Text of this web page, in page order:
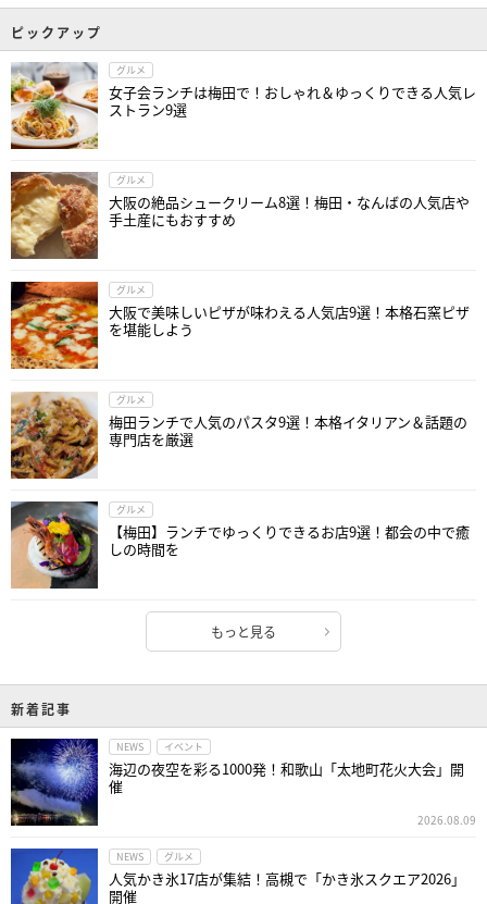
ピックアップ
グルメ
女子会ランチは梅田で！おしゃれ＆ゆっくりできる人気レ
ストラン9選
グルメ
大阪の絶品シュークリーム8選！梅田・なんばの人気店や
手土産にもおすすめ
グルメ
大阪で美味しいピザが味わえる人気店9選！本格石窯ピザ
を堪能しよう
グルメ
梅田ランチで人気のパスタ9選！本格イタリアン＆話題の
専門店を厳選
グルメ
【梅田】ランチでゆっくりできるお店9選！都会の中で癒
しの時間を
もっと見る
新着記事
NEWS イベント
海辺の夜空を彩る1000発！和歌山「太地町花火大会」開
催
2026.08.09
NEWS グルメ
人気かき氷17店が集結！高槻で「かき氷スクエア2026」
開催